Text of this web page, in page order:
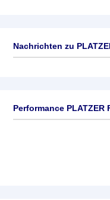
Nachrichten zu
Performance PLATZER